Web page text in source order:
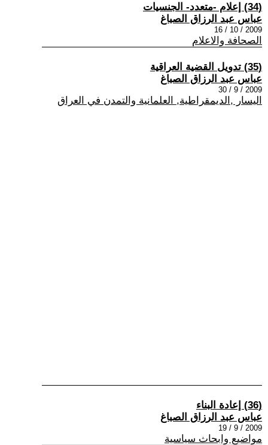
(34) إعلام -متعدد- الجنسيات
عباس عبد الرزاق الصباغ
2009 / 10 / 16
الصحافة والاعلام
(35) تدويل القضية العراقية
عباس عبد الرزاق الصباغ
2009 / 9 / 30
اليسار ,الديمقراطية, العلمانية والتمدن في العراق
(36) إعادة البناء
عباس عبد الرزاق الصباغ
2009 / 9 / 19
مواضيع وابحاث سياسية